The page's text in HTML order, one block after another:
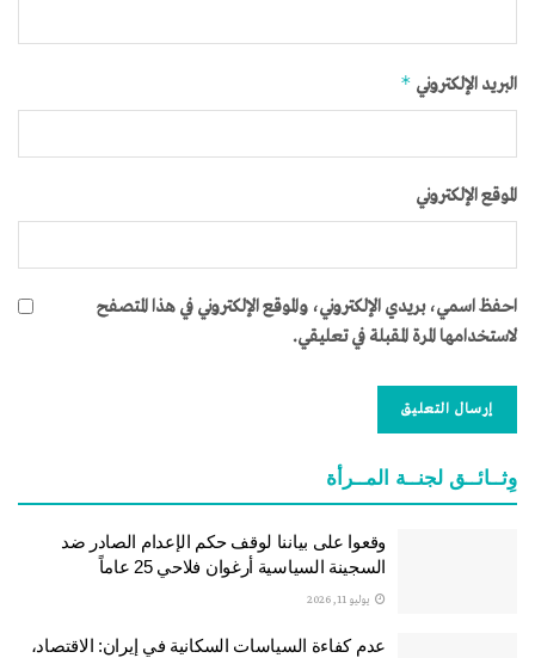
البريد الإلكتروني*
الموقع الإلكتروني
احفظ اسمي، بريدي الإلكتروني، والموقع الإلكتروني في هذا المتصفح
لاستخدامها المرة المقبلة في تعليقي.
وِثــائــق لجنــة المــرأة
وقعوا على بياننا لوقف حكم الإعدام الصادر ضد
السجينة السياسية أرغوان فلاحي 25 عاماً
يوليو 11, 2026
عدم كفاءة السياسات السكانية في إيران: الاقتصاد،